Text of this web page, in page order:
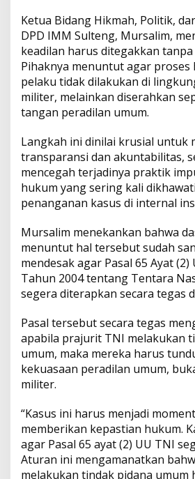
Ketua Bidang Hikmah, Politik,
DPD IMM Sulteng, Mursalim,
keadilan harus ditegakkan
Pihaknya menuntut agar proses
pelaku tidak dilakukan di
militer, melainkan diserahkan
tangan peradilan umum.
Langkah ini dinilai krusial untuk
transparansi dan akuntabilitas,
mencegah terjadinya praktik
hukum yang sering kali
penanganan kasus di internal
Mursalim menekankan bahwa
menuntut hal tersebut sudah
mendesak agar Pasal 65 Ayat
Tahun 2004 tentang Tentara
segera diterapkan secara tegas
Pasal tersebut secara tegas
apabila prajurit TNI melakukan
umum, maka mereka harus
kekuasaan peradilan umum,
militer.
“Kasus ini harus menjadi
memberikan kepastian hukum.
agar Pasal 65 ayat (2) UU TNI
Aturan ini mengamanatkan
melakukan tindak pidana umum